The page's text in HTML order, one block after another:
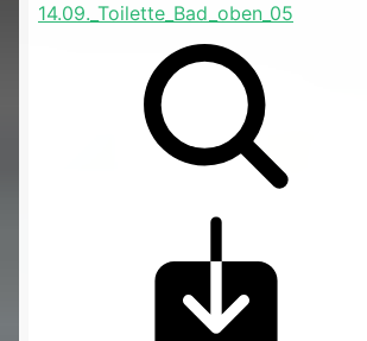
14.09._Toilette_Bad_oben_05